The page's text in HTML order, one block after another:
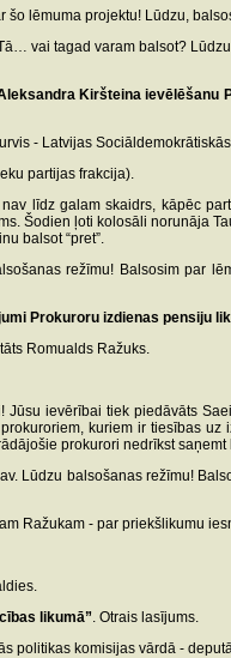
lēmuma projektu! Lūdzu,
vai tagad varam balsot?
Kiršteina ievēlēšanu
- Latvijas
partijas frakcija).
līdz galam skaidrs, kāpēc
Šodien ļoti kolosāli norunāja
balsot “pret”.
režīmu! Balsosim par
Prokuroru izdienas pensiju
Romualds Ražuks.
ievērībai tiek piedāvāts
kuriem ir tiesības
prokurori nedrīkst
Lūdzu balsošanas režīmu!
Ražukam - par priekšlikumu
likumā”. Otrais lasījums.
politikas komisijas vārdā -